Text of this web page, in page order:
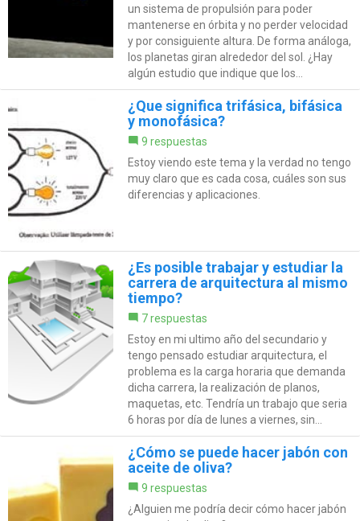
un sistema de propulsión para poder
mantenerse en órbita y no perder velocidad
y por consiguiente altura. De forma análoga,
los planetas giran alrededor del sol. ¿Hay
algún estudio que indique que los...
¿Que significa trifásica, bifásica
y monofásica?
9 respuestas
Estoy viendo este tema y la verdad no tengo
muy claro que es cada cosa, cuáles son sus
diferencias y aplicaciones.
¿Es posible trabajar y estudiar la
carrera de arquitectura al mismo
tiempo?
7 respuestas
Estoy en mi ultimo año del secundario y
tengo pensado estudiar arquitectura, el
problema es la carga horaria que demanda
dicha carrera, la realización de planos,
maquetas, etc. Tendría un trabajo que seria
6 horas por día de lunes a viernes, sin...
¿Cómo se puede hacer jabón con
aceite de oliva?
9 respuestas
¿Alguien me podría decir cómo hacer jabón